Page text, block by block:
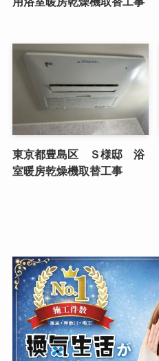
東京都豊島区 Ｓ様邸 浴
室暖房乾燥機取替工事